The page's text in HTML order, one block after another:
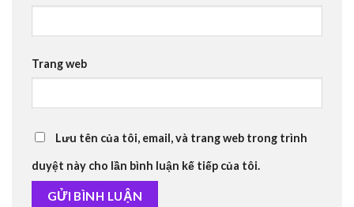
Trang web
Lưu tên của tôi, email, và trang web trong trình
duyệt này cho lần bình luận kế tiếp của tôi.